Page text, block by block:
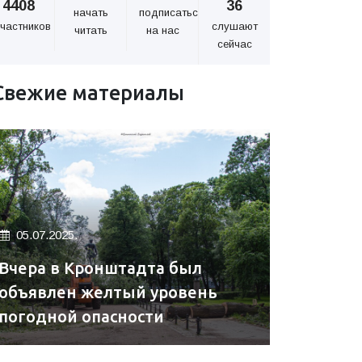
4408
начать
читать
подписаться
на нас
36
слушают
сейчас
материалы
05.07.2025.
в Кронштадта был
желтый уровень
опасности